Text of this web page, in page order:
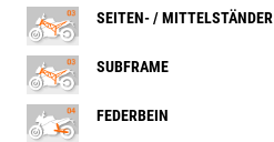
SEITEN- / MITTELSTÄNDER
SUBFRAME
FEDERBEIN